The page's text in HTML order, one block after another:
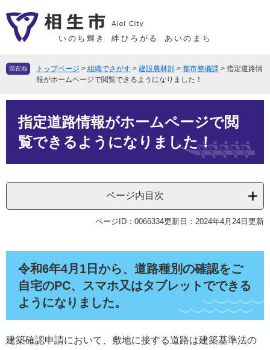
ー
先
ニ
を
へ
いのち輝き 絆ひろがる あいのまち
現在地 トップページ > 組織でさがす > 建設農林部 > 都市整備課 > 指定道路情
報がホームページで閲覧できるようになりました！
指定道路情報がホームページで閲
覧できるようになりました！
ページ内目次
ページID：0066334更新日：2024年4月24日更新
令和6年4月1日から、道路種別の確認をご
自宅のPC、スマホ又はタブレットでできる
ようになりました。
建築確認申請において、敷地に接する道路は建築基準法の